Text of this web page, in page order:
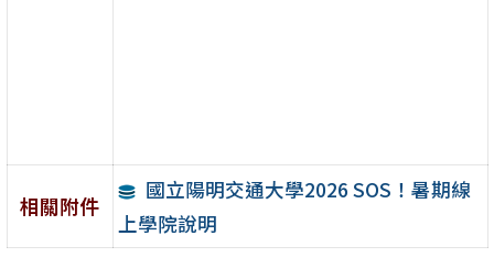
相關附件
國立陽明交通大學2026 SOS！暑期線
上學院說明